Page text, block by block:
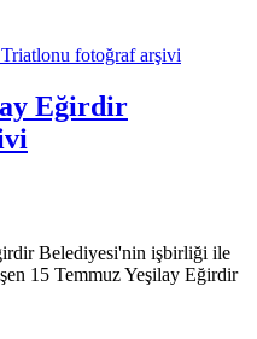
Eğirdir
Belediyesi'nin işbirliği ile
15 Temmuz Yeşilay Eğirdir